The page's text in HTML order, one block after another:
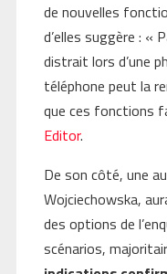
de nouvelles
d’elles suggère : «
distrait lors d’une
téléphone peut la
que ces fonctions
Editor.
De son côté, une
Wojciechowska,
des options de
scénarios,